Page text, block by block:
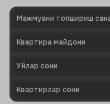
Мажмуани топшириш
Квартира майдони
Уйлар сони
Квартирлар сони